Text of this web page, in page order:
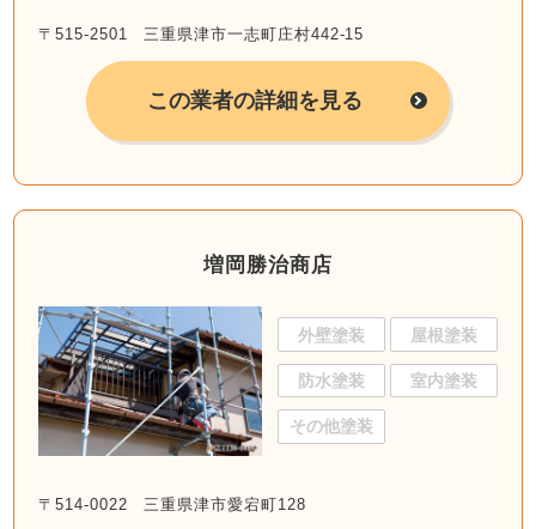
〒515-2501 三重県津市一志町庄村442-15
この業者の詳細を見る
増岡勝治商店
外壁塗装 屋根塗装
防水塗装 室内塗装
その他塗装
〒514-0022 三重県津市愛宕町128